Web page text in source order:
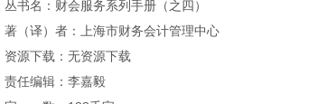
丛书名：财会服务系列手册（之四）
著（译）者：上海市财务会计管理中心
资源下载：无资源下载
责任编辑：李嘉毅